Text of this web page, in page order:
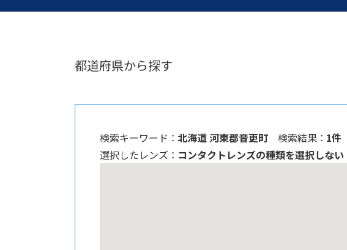
都道府県から探す
検索キーワード ： 北海道 河東郡音更町 検索結果 ： 1件
選択したレンズ ： コンタクトレンズの種類を選択しない